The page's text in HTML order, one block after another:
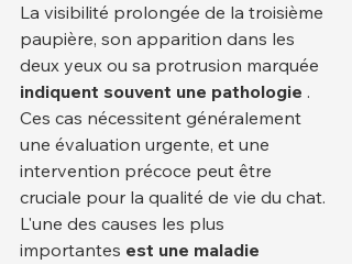
La visibilité prolongée de la troisième
paupière, son apparition dans les
deux yeux ou sa protrusion marquée
indiquent souvent une pathologie .
Ces cas nécessitent généralement
une évaluation urgente, et une
intervention précoce peut être
cruciale pour la qualité de vie du chat.
L'une des causes les plus
importantes est une maladie